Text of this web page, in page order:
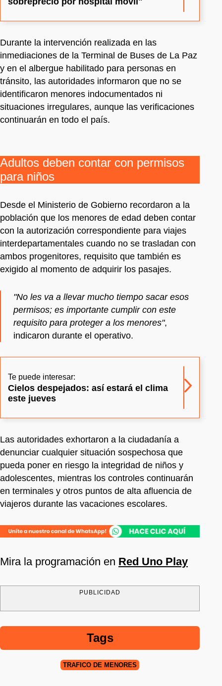
Durante la intervención realizada en las
inmediaciones de la Terminal de Buses de La Paz
y en el albergue habilitado para personas en
tránsito, las autoridades informaron que no se
identificaron menores indocumentados ni
situaciones irregulares, aunque las verificaciones
continuarán en todo el país.
Adultos deben contar con permisos
para niños
Desde el Ministerio de Gobierno recordaron a la
población que los menores de edad deben contar
con la autorización correspondiente para viajes
interdepartamentales cuando no se trasladan con
ambos progenitores, requisito que también es
exigido al momento de adquirir los pasajes.
"No les va a llevar mucho tiempo sacar esos
permisos; es importante cumplir con este
requisito para proteger a los menores",
indicaron durante el operativo.
Te puede interesar:
Cielos despejados: así estará el clima
este jueves
Las autoridades exhortaron a la ciudadanía a
denunciar cualquier situación sospechosa que
pueda poner en riesgo la integridad de niños y
adolescentes, mientras los controles continuarán
en terminales y otros puntos de alta afluencia de
viajeros durante las vacaciones escolares.
Mira la programación en Red Uno Play
PUBLICIDAD
Tags
TRÁFICO DE MENORES